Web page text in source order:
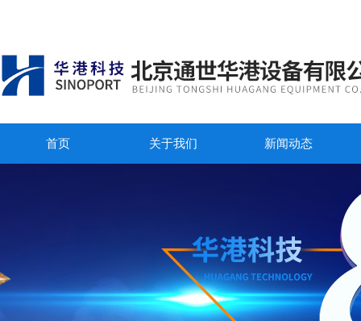
首页 关于我们 新闻动态